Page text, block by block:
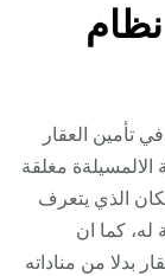
تأمين العقار
مغلقة
الذي يتعرف
له، كما ان
بدلا من مناداته